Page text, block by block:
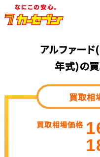
アルファー
年式)の
買取相
買取相場価格